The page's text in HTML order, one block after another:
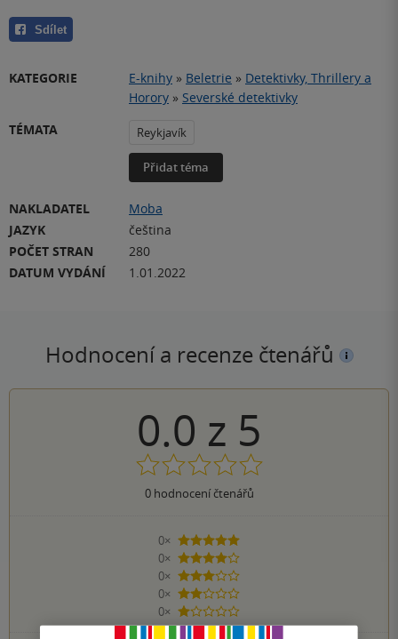
Sdílet
KATEGORIE E-knihy » Beletrie » Detektivky, Thrillery a
Horory » Severské detektivky
TÉMATA
Reykjavík
Přidat téma
NAKLADATEL
Moba
JAZYK
čeština
POČET STRAN
280
DATUM VYDÁNÍ
1.01.2022
Hodnocení a recenze čtenářů
0.0 z 5
0hodnocení čtenářů
0×
5 hvězdiček
0×
4 hvězdičky
0×
3 hvězdičky
0×
2 hvězdičky
0×
1 hvezdička